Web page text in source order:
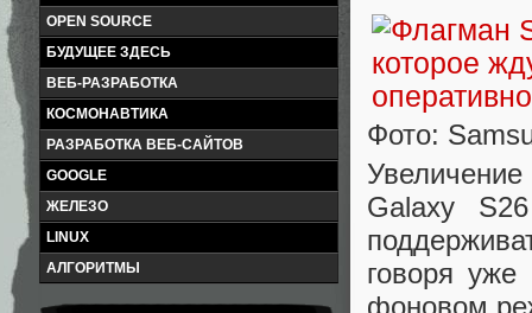
OPEN SOURCE
БУДУЩЕЕ ЗДЕСЬ
ВЕБ-РАЗРАБОТКА
КОСМОНАВТИКА
РАЗРАБОТКА ВЕБ-САЙТОВ
GOOGLE
ЖЕЛЕЗО
LINUX
АЛГОРИТМЫ
Фото:
Galaxy
говоря
фоновом